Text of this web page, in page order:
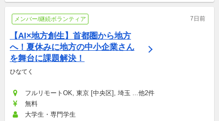
メンバー/継続ボランティア 7日前
【AI×地方創生】首都圏から地方
へ！夏休みに地方の中小企業さん
を舞台に課題解決！
ひなてく
フルリモートOK, 東京 [中央区], 埼玉 ...他2件
無料
大学生・専門学生